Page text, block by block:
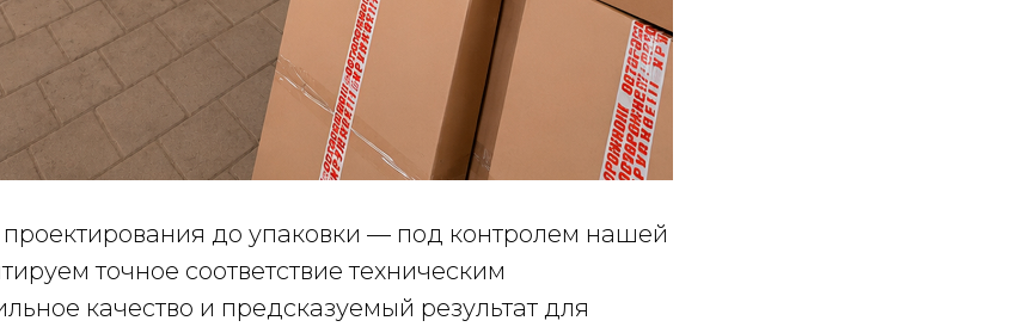
до упаковки — под контролем нашей
точное соответствие техническим
качество и предсказуемый результат для